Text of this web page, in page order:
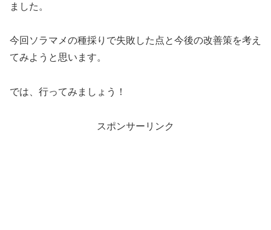
ました。
今回ソラマメの種採りで失敗した点と今後の改善策を考え
てみようと思います。
では、行ってみましょう！
スポンサーリンク